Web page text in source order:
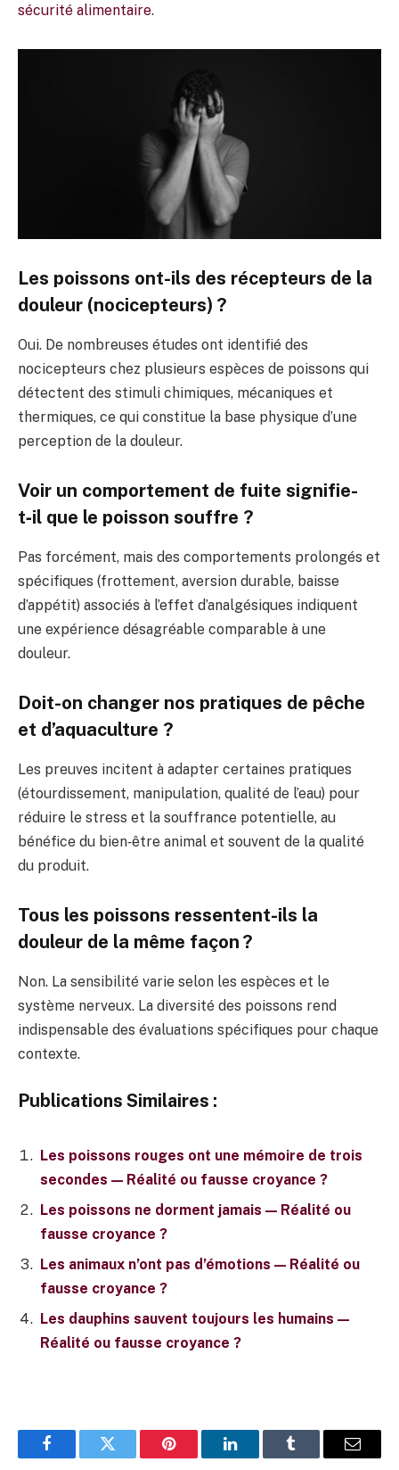
sécurité alimentaire.
Les poissons ont-ils des récepteurs de la
douleur (nocicepteurs) ?
Oui. De nombreuses études ont identifié des
nocicepteurs chez plusieurs espèces de poissons qui
détectent des stimuli chimiques, mécaniques et
thermiques, ce qui constitue la base physique d’une
perception de la douleur.
Voir un comportement de fuite signifie-
t‑il que le poisson souffre ?
Pas forcément, mais des comportements prolongés et
spécifiques (frottement, aversion durable, baisse
d’appétit) associés à l’effet d’analgésiques indiquent
une expérience désagréable comparable à une
douleur.
Doit-on changer nos pratiques de pêche
et d’aquaculture ?
Les preuves incitent à adapter certaines pratiques
(étourdissement, manipulation, qualité de l’eau) pour
réduire le stress et la souffrance potentielle, au
bénéfice du bien‑être animal et souvent de la qualité
du produit.
Tous les poissons ressentent-ils la
douleur de la même façon ?
Non. La sensibilité varie selon les espèces et le
système nerveux. La diversité des poissons rend
indispensable des évaluations spécifiques pour chaque
contexte.
Publications Similaires :
Les poissons rouges ont une mémoire de trois
secondes — Réalité ou fausse croyance ?
Les poissons ne dorment jamais — Réalité ou
fausse croyance ?
Les animaux n’ont pas d’émotions — Réalité ou
fausse croyance ?
Les dauphins sauvent toujours les humains —
Réalité ou fausse croyance ?
FacebookTwitter Pinterest LinkedInTumblr E-